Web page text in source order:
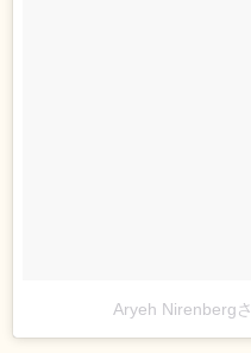
Aryeh Nirenberg